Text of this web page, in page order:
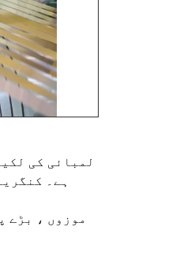
لمبائی کی
ہے۔